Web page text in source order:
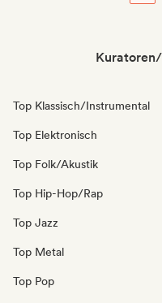
Top Klassisch/Instrumental
Top Elektronisch
Top Folk/Akustik
Top Hip-Hop/Rap
Top Jazz
Top Metal
Top Pop